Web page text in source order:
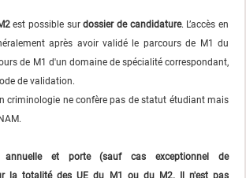
est possible surdossier de candidature. L’accès en
après avoir validé le parcours de M1 du
de M1 d'un domaine de spécialité correspondant,
de validation.
criminologie ne confère pas de statut étudiant mais
annuelle et porte (sauf cas exceptionnel de